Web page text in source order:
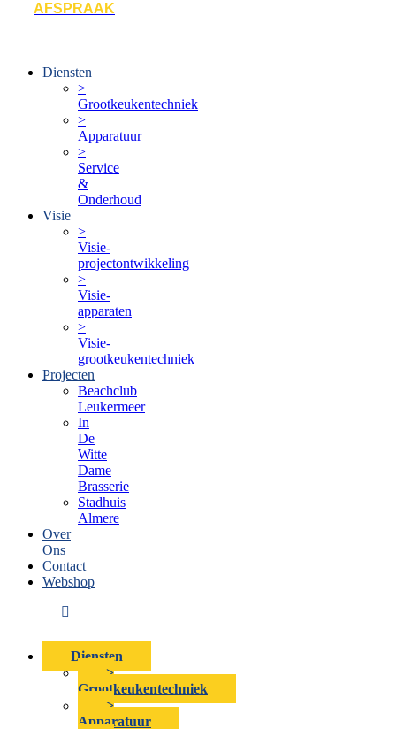
AFSPRAAK
Diensten
>
Grootkeukentechniek
>
Apparatuur
>
Service
&
Onderhoud
Visie
>
Visie-
projectontwikkeling
>
Visie-
apparaten
>
Visie-
grootkeukentechniek
Projecten
Beachclub
Leukermeer
In
De
Witte
Dame
Brasserie
Stadhuis
Almere
Over
Ons
Contact
Webshop
Diensten
>
Grootkeukentechniek
>
Apparatuur